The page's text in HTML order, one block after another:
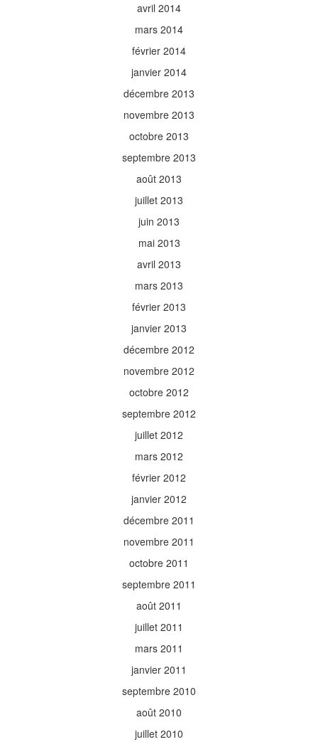
avril 2014
mars 2014
février 2014
janvier 2014
décembre 2013
novembre 2013
octobre 2013
septembre 2013
août 2013
juillet 2013
juin 2013
mai 2013
avril 2013
mars 2013
février 2013
janvier 2013
décembre 2012
novembre 2012
octobre 2012
septembre 2012
juillet 2012
mars 2012
février 2012
janvier 2012
décembre 2011
novembre 2011
octobre 2011
septembre 2011
août 2011
juillet 2011
mars 2011
janvier 2011
septembre 2010
août 2010
juillet 2010